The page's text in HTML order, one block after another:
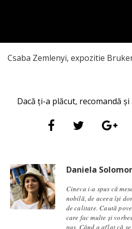
Csaba Zemlenyi, expozitie
Dacă ți-a plăcut, recomandă
Daniela
Cineva i-a spus că
nobilă, de aceea își
de calitate. Caută
care fac multe și
pas. Când a aflat că